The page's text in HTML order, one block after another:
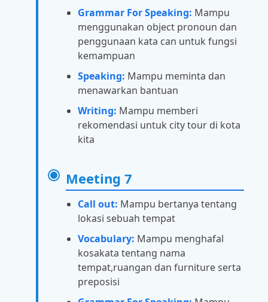
Grammar For Speaking: Mampu
menggunakan object pronoun dan
penggunaan kata can untuk fungsi
kemampuan
Speaking: Mampu meminta dan
menawarkan bantuan
Writing: Mampu memberi
rekomendasi untuk city tour di kota
kita
Meeting 7
Call out: Mampu bertanya tentang
lokasi sebuah tempat
Vocabulary: Mampu menghafal
kosakata tentang nama
tempat,ruangan dan furniture serta
preposisi